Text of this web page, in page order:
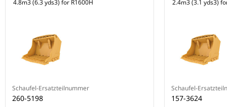
4.8m3 (6.3 yds3) for R1600H
Schaufel-Ersatzteilnummer
260-5198
2.4m3 (3.1 yds3)
Schaufel-
157-3624